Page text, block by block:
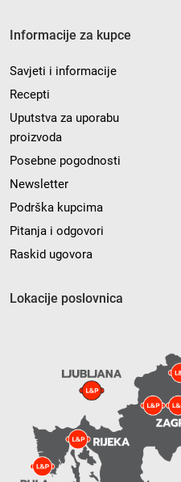
Informacije za kupce
Savjeti i informacije
Recepti
Uputstva za uporabu
proizvoda
Posebne pogodnosti
Newsletter
Podrška kupcima
Pitanja i odgovori
Raskid ugovora
Lokacije poslovnica